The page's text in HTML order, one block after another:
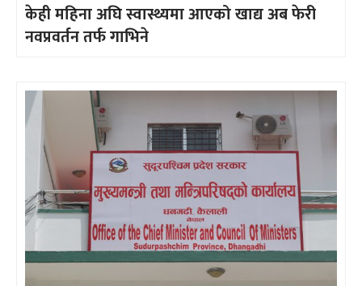
केही महिना अघि स्वास्थ्यमा आएको खाद्य अब फेरी
नवप्रवर्तन तर्फ गाभिने